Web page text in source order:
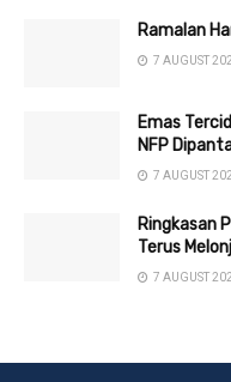
Ramalan
7 AUGUST
Emas
NFP
7 AUGUST
Ringkasan
Terus
7 AUGUST